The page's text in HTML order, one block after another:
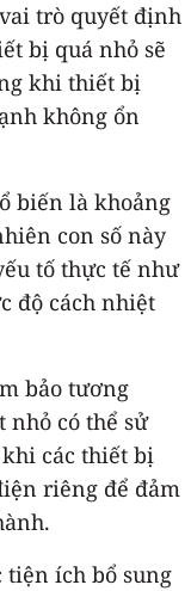
trò quyết định
bị quá nhỏ sẽ
khi thiết bị
không ổn
biến là khoảng
con số này
tố thực tế như
độ cách nhiệt
bảo tương
nhỏ có thể sử
các thiết bị
riêng để đảm
tiện ích bổ sung